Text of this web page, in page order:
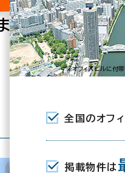
した。
※オフィスビルに付
全国のオフ
掲載物件は